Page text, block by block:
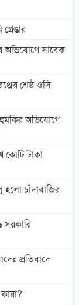
অভিযোগে সাবেক
শ্রেষ্ঠ ওসি
অভিযোগে
কোটি টাকা
হলো চাঁদাবাজির
সরকারি
প্রতিবাদে